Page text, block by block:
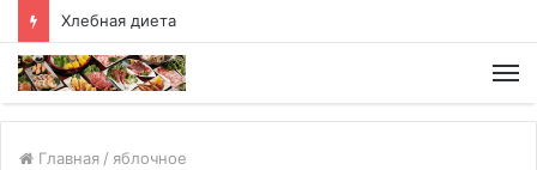
Хлебная диета
Главная / яблочное